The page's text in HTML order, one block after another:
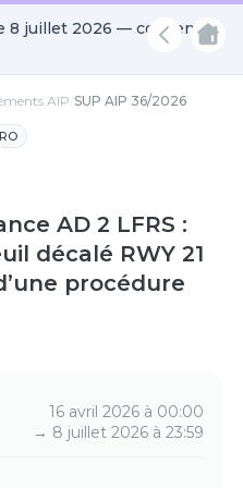
8 juillet 2026 — conservée
AIP SUP AIP 36/2026
AD 2 LFRS :
décalé RWY 21
procédure
16 avril 2026 à 00:00
→ 8 juillet 2026 à 23:59